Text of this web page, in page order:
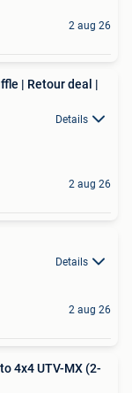
2 aug 26
| Retour deal |
Details
2 aug 26
Details
2 aug 26
4x4 UTV-MX (2-